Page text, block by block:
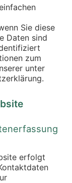
Sie diese
Daten sind
zum
unter
erfolgt